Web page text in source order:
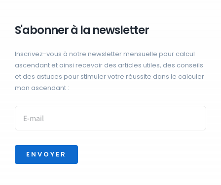
S'abonner à la newsletter
Inscrivez-vous à notre newsletter mensuelle pour calcul
ascendant et ainsi recevoir des articles utiles, des conseils
et des astuces pour stimuler votre réussite dans le calculer
mon ascendant :
ENVOYER